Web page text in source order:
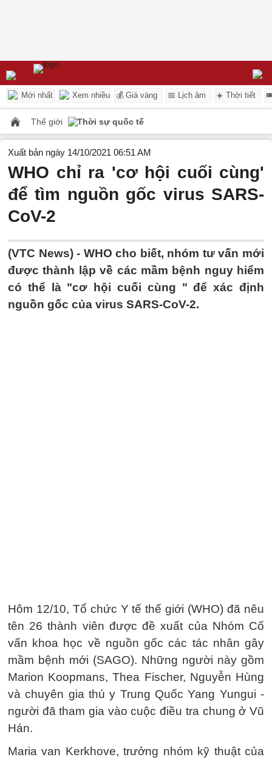
Mới nhất Xem nhiều 💰 Giá vàng 📅 Lịch âm ☀️ Thời tiết
Thế giới Thời sự quốc tế
Xuất bản ngày 14/10/2021 06:51 AM
WHO chỉ ra 'cơ hội cuối cùng'
để tìm nguồn gốc virus SARS-
CoV-2
(VTC News) - WHO cho biết, nhóm tư vấn mới
được thành lập về các mầm bệnh nguy hiểm
có thể là "cơ hội cuối cùng " để xác định
nguồn gốc của virus SARS-CoV-2.
Hôm 12/10, Tổ chức Y tế thế giới (WHO) đã nêu
tên 26 thành viên được đề xuất của Nhóm Cố
vấn khoa học về nguồn gốc các tác nhân gây
mầm bệnh mới (SAGO). Những người này gồm
Marion Koopmans, Thea Fischer, Nguyễn Hùng
và chuyên gia thú y Trung Quốc Yang Yungui -
người đã tham gia vào cuộc điều tra chung ở Vũ
Hán.
Maria van Kerkhove, trưởng nhóm kỹ thuật của